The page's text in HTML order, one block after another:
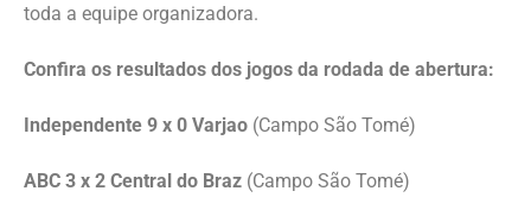
toda a equipe organizadora.
Confira os resultados dos jogos da rodada de abertura:
Independente 9 x 0 Varjao (Campo São Tomé)
ABC 3 x 2 Central do Braz (Campo São Tomé)